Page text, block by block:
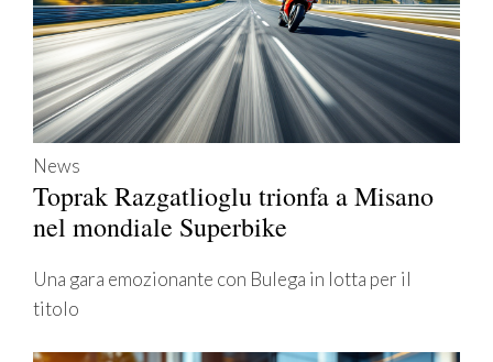
News
Toprak Razgatlioglu trionfa a Misano
nel mondiale Superbike
Una gara emozionante con Bulega in lotta per il
titolo